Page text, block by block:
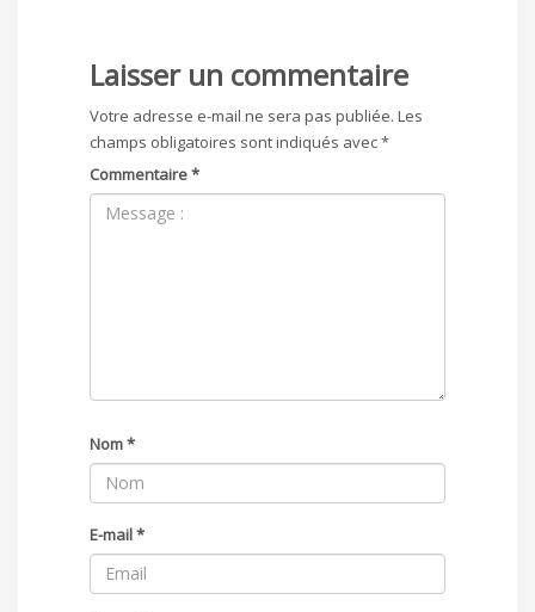
Laisser un commentaire
Votre adresse e-mail ne sera pas publiée. Les
champs obligatoires sont indiqués avec*
Commentaire*
Nom*
E-mail*